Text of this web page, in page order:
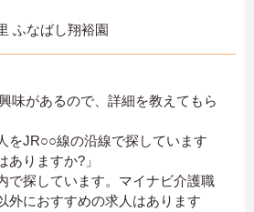
ふなばし翔裕園
味があるので、詳細を教えてもら
をJR○○線の沿線で探しています
ありますか?」
で探しています。マイナビ介護職
外におすすめの求人はあります